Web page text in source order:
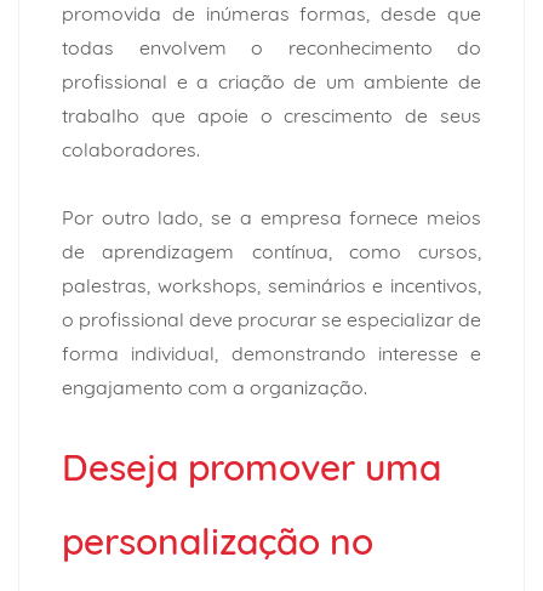
promovida de inúmeras formas, desde que
todas envolvem o reconhecimento do
profissional e a criação de um ambiente de
trabalho que apoie o crescimento de seus
colaboradores.
Por outro lado, se a empresa fornece meios
de aprendizagem contínua, como cursos,
palestras, workshops, seminários e incentivos,
o profissional deve procurar se especializar de
forma individual, demonstrando interesse e
engajamento com a organização.
Deseja promover uma
personalização no